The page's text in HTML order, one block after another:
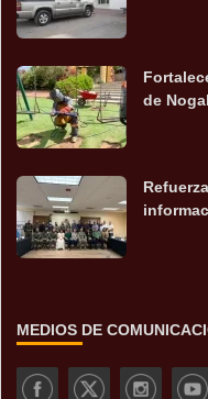
de
MEDIOS DE